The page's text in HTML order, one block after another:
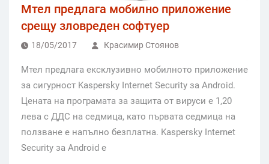
Мтел предлага мобилно приложение
срещу зловреден софтуер
18/05/2017 Красимир Стоянов
Мтел предлага ексклузивно мобилното приложение
за сигурност Kaspersky Internet Security за Android.
Цената на програмата за защита от вируси е 1,20
лева с ДДС на седмица, като първата седмица на
ползване е напълно безплатна. Kaspersky Internet
Security за Android е